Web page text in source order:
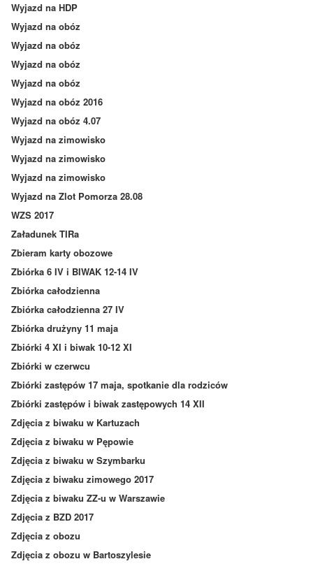
Wyjazd na HDP
Wyjazd na obóz
Wyjazd na obóz
Wyjazd na obóz
Wyjazd na obóz
Wyjazd na obóz 2016
Wyjazd na obóz 4.07
Wyjazd na zimowisko
Wyjazd na zimowisko
Wyjazd na zimowisko
Wyjazd na Zlot Pomorza 28.08
WZS 2017
Załadunek TIRa
Zbieram karty obozowe
Zbiórka 6 IV i BIWAK 12-14 IV
Zbiórka całodzienna
Zbiórka całodzienna 27 IV
Zbiórka drużyny 11 maja
Zbiórki 4 XI i biwak 10-12 XI
Zbiórki w czerwcu
Zbiórki zastępów 17 maja, spotkanie dla rodziców
Zbiórki zastępów i biwak zastępowych 14 XII
Zdjęcia z biwaku w Kartuzach
Zdjęcia z biwaku w Pępowie
Zdjęcia z biwaku w Szymbarku
Zdjęcia z biwaku zimowego 2017
Zdjęcia z biwaku ZZ-u w Warszawie
Zdjęcia z BZD 2017
Zdjęcia z obozu
Zdjęcia z obozu w Bartoszylesie